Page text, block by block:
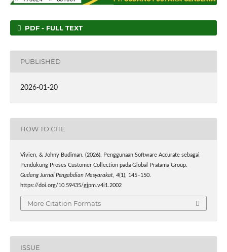
PDF - FULL TEXT
PUBLISHED
2026-01-20
HOW TO CITE
Vivien, & Johny Budiman. (2026). Penggunaan Software Accurate sebagai
Pendukung Proses Customer Collection pada Global Pratama Group.
Gudang Jurnal Pengabdian Masyarakat, 4(1), 145–150.
https://doi.org/10.59435/gjpm.v4i1.2002
More Citation Formats
ISSUE